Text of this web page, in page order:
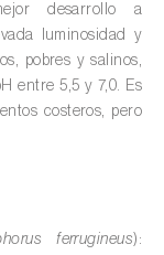
)
)
desarrollo a
luminosidad y
pobres y salinos,
entre 5,5 y 7,0. Es
costeros, pero
ferrugineus):